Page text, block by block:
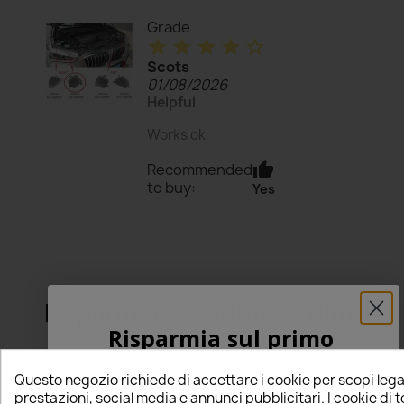
Grade
star star star star star_border
Scots
01/08/2026
Helpful
Works ok
Recommended
to buy:
thumb_up
Yes
Risparmia sul primo ordine
5% PER TE!
Questo negozio richiede di accettare i cookie per scopi
prestazioni, social media e annunci pubblicitari. I cookie di
Risparmia sul primo